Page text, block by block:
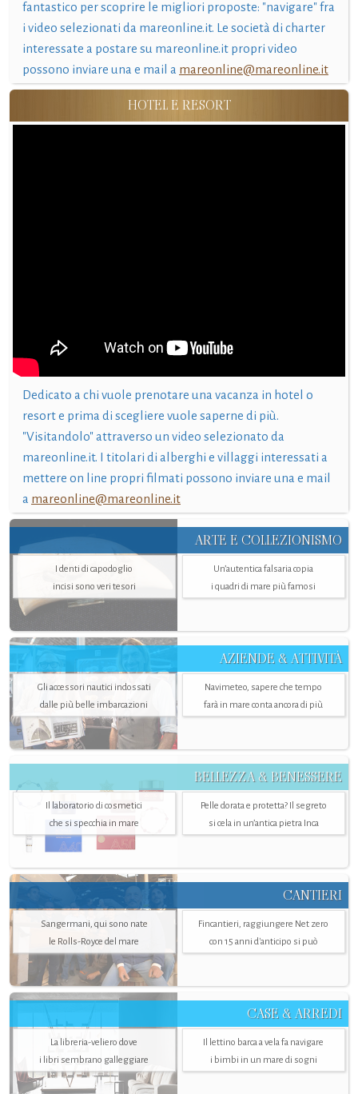
fantastico per scoprire le migliori proposte: "navigare" fra
i video selezionati da mareonline.it. Le società di charter
interessate a postare su mareonline.it propri video
possono inviare una e mail a mareonline@mareonline.it
HOTEL E RESORT
Dedicato a chi vuole prenotare una vacanza in hotel o
resort e prima di scegliere vuole saperne di più.
"Visitandolo" attraverso un video selezionato da
mareonline.it. I titolari di alberghi e villaggi interessati a
mettere on line propri filmati possono inviare una e mail
a mareonline@mareonline.it
ARTE E COLLEZIONISMO
I denti di capodoglio
incisi sono veri tesori
Un’autentica falsaria copia
i quadri di mare più famosi
AZIENDE & ATTIVITÀ
Gli accessori nautici indossati
dalle più belle imbarcazioni
Navimeteo, sapere che tempo
farà in mare conta ancora di più
BELLEZZA & BENESSERE
Il laboratorio di cosmetici
che si specchia in mare
Pelle dorata e protetta? Il segreto
si cela in un’antica pietra Inca
CANTIERI
Sangermani, qui sono nate
le Rolls-Royce del mare
Fincantieri, raggiungere Net zero
con 15 anni d'anticipo si può
CASE & ARREDI
La libreria-veliero dove
i libri sembrano galleggiare
Il lettino barca a vela fa navigare
i bimbi in un mare di sogni